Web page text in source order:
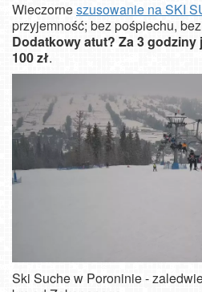
Wieczorneszusowanie na SKI
przyjemność; bez pośpiechu,
Dodatkowy atut? Za3 godziny
100 zł.
Ski Suche w Poroninie -